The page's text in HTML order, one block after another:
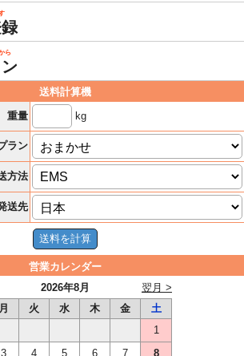
ら
送料計算機
重量
kg
ラン
方法
送先
営業カレンダー
2026年8月
翌月 >
月 火 水 木 金
土
1
3 4 5 6 7
8